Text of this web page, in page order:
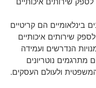
בינלאומיים הם קריטיים
שירותים איכותיים
הנדרשים ועמידה
מתרגמים נוטריונים
ולעולם העסקים.